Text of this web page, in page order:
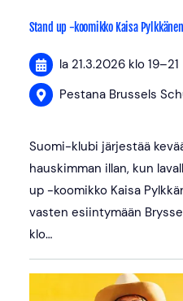
Stand up -koomikko Kaisa
la 21.3.2026 klo 19–21
Pestana Brussels
Suomi-klubi järjestää
hauskimman illan, kun
up -koomikko Kaisa
vasten esiintymään
klo…